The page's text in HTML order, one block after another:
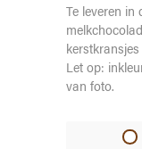
Te leveren in
Let op:
van foto.